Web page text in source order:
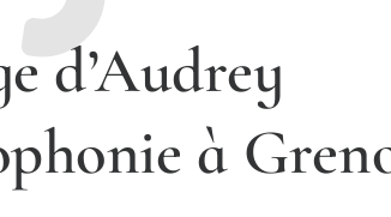
d’Audrey
à